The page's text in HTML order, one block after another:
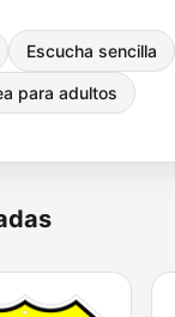
Escucha sencilla
para adultos